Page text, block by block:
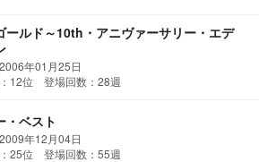
ールド～10th・アニヴァーサリー・エデ
年01月25日
12位 登場回数：28週
・ベスト
年12月04日
25位 登場回数：55週